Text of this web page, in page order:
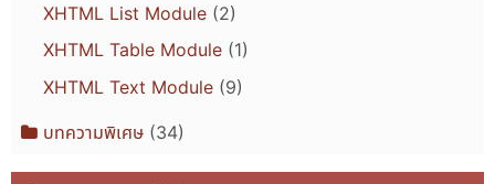
XHTML List Module(2)
XHTML Table Module(1)
XHTML Text Module(9)
บทความพิเศษ(34)